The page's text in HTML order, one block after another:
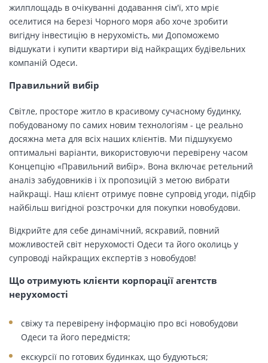
жилплощадь в очікуванні додавання сім'ї, хто мріє
оселитися на березі Чорного моря або хоче зробити
вигідну інвестицію в нерухомість, ми Допоможемо
відшукати і купити квартири від найкращих будівельних
компаній Одеси.
Правильний вибір
Світле, просторе житло в красивому сучасному будинку,
побудованому по самих новим технологіям - це реально
досяжна мета для всіх наших клієнтів. Ми підшукуємо
оптимальні варіанти, використовуючи перевірену часом
Концепцію «Правильний вибір». Вона включає ретельний
аналіз забудовників і їх пропозицій з метою вибрати
найкращі. Наш клієнт отримує повне супровід угоди, підбір
найбільш вигідної розстрочки для покупки новобудови.
Відкрийте для себе динамічний, яскравий, повний
можливостей світ нерухомості Одеси та його околиць у
супроводі найкращих експертів з новобудов!
Що отримують клієнти корпорації агентств
нерухомості
свіжу та перевірену інформацію про всі новобудови
Одеси та його передмістя;
екскурсії по готових будинках, що будуються;